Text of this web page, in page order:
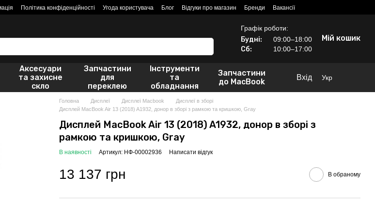
Політика конфіденційності Угода користувача Блог Відгуки про магазин Бренди Вакансії
Графік роботи:
Будні: 09:00–18:00
Сб: 10:00–17:00
Мій кошик
Аксесуари
та захисне
скло
Запчастини
для
переклею
Інструменти
та
обладнання
Запчастини
до MacBook
Вхід Укр
Головна Дисплеї Дисплеї Macbook
Дисплеї в зборі
Дисплей MacBook Air 13 (2018) A1932, донор в зборі з рамкою та кришкою, Gray
Дисплей MacBook Air 13 (2018) A1932, донор в зборі з
рамкою та кришкою, Gray
В наявності Артикул: НФ-00002936 Написати відгук
13 137 грн В обраному